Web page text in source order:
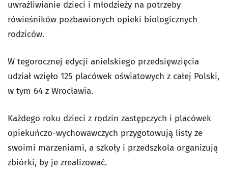
uwrażliwianie dzieci i młodzieży na potrzeby
rówieśników pozbawionych opieki biologicznych
rodziców.
W tegorocznej edycji anielskiego przedsięwzięcia
udział wzięło 125 placówek oświatowych z całej Polski,
w tym 64 z Wrocławia.
Każdego roku dzieci z rodzin zastępczych i placówek
opiekuńczo-wychowawczych przygotowują listy ze
swoimi marzeniami, a szkoły i przedszkola organizują
zbiórki, by je zrealizować.